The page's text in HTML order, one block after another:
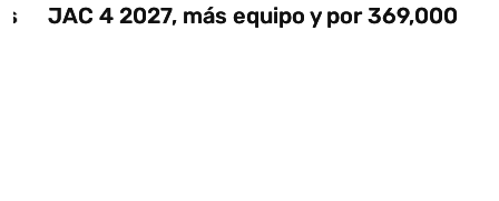
JAC 4 2027, más equipo y por 369,000